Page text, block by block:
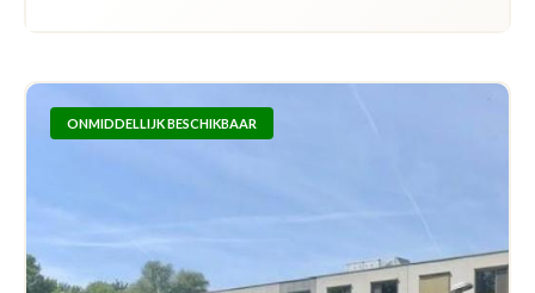
ONMIDDELLIJK BESCHIKBAAR